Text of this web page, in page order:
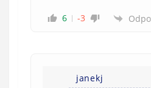
6 -3
janekj